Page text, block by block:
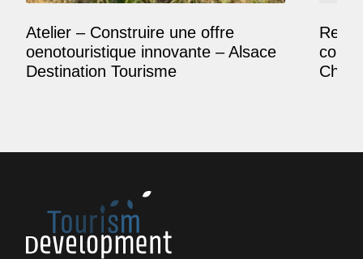
Atelier – Construire une offre
oenotouristique innovante – Alsace
Destination Tourisme